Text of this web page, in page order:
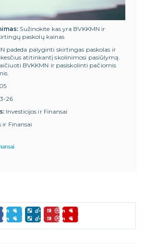
Sužinokite kas yra BVKKMN ir
paskolų kainas
padeda palyginti skirtingas paskolas ir
atitinkantį skolinimosi pasiūlymą.
BVKKMN ir pasiskolinti pačiomis
26
Investicijos ir Finansai
ir Finansai